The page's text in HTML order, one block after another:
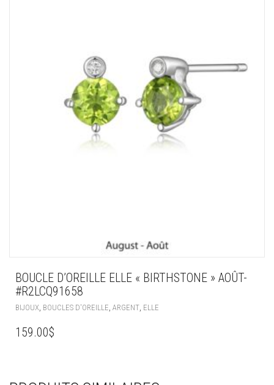
BOUCLE D’OREILLE ELLE « BIRTHSTONE » AOÛT-
#R2LCQ91658
BIJOUX BOUCLES D'OREILLE ARGENT ELLE
159.00$